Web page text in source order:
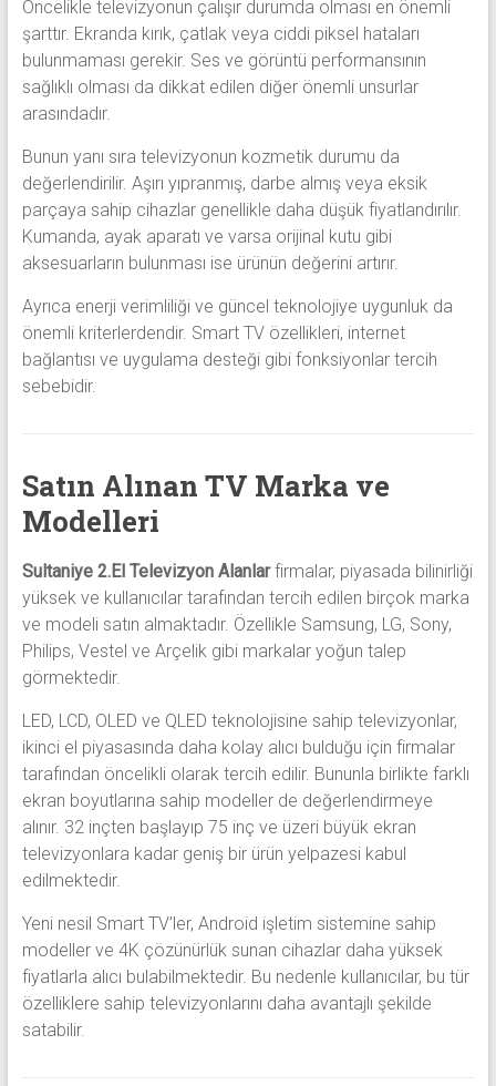
Öncelikle televizyonun çalışır durumda olması en önemli
şarttır. Ekranda kırık, çatlak veya ciddi piksel hataları
bulunmaması gerekir. Ses ve görüntü performansının
sağlıklı olması da dikkat edilen diğer önemli unsurlar
arasındadır.
Bunun yanı sıra televizyonun kozmetik durumu da
değerlendirilir. Aşırı yıpranmış, darbe almış veya eksik
parçaya sahip cihazlar genellikle daha düşük fiyatlandırılır.
Kumanda, ayak aparatı ve varsa orijinal kutu gibi
aksesuarların bulunması ise ürünün değerini artırır.
Ayrıca enerji verimliliği ve güncel teknolojiye uygunluk da
önemli kriterlerdendir. Smart TV özellikleri, internet
bağlantısı ve uygulama desteği gibi fonksiyonlar tercih
sebebidir.
Satın Alınan TV Marka ve
Modelleri
Sultaniye 2.El Televizyon Alanlarfirmalar, piyasada bilinirliği
yüksek ve kullanıcılar tarafından tercih edilen birçok marka
ve modeli satın almaktadır. Özellikle Samsung, LG, Sony,
Philips, Vestel ve Arçelik gibi markalar yoğun talep
görmektedir.
LED, LCD, OLED ve QLED teknolojisine sahip televizyonlar,
ikinci el piyasasında daha kolay alıcı bulduğu için firmalar
tarafından öncelikli olarak tercih edilir. Bununla birlikte farklı
ekran boyutlarına sahip modeller de değerlendirmeye
alınır. 32 inçten başlayıp 75 inç ve üzeri büyük ekran
televizyonlara kadar geniş bir ürün yelpazesi kabul
edilmektedir.
Yeni nesil Smart TV’ler, Android işletim sistemine sahip
modeller ve 4K çözünürlük sunan cihazlar daha yüksek
fiyatlarla alıcı bulabilmektedir. Bu nedenle kullanıcılar, bu tür
özelliklere sahip televizyonlarını daha avantajlı şekilde
satabilir.